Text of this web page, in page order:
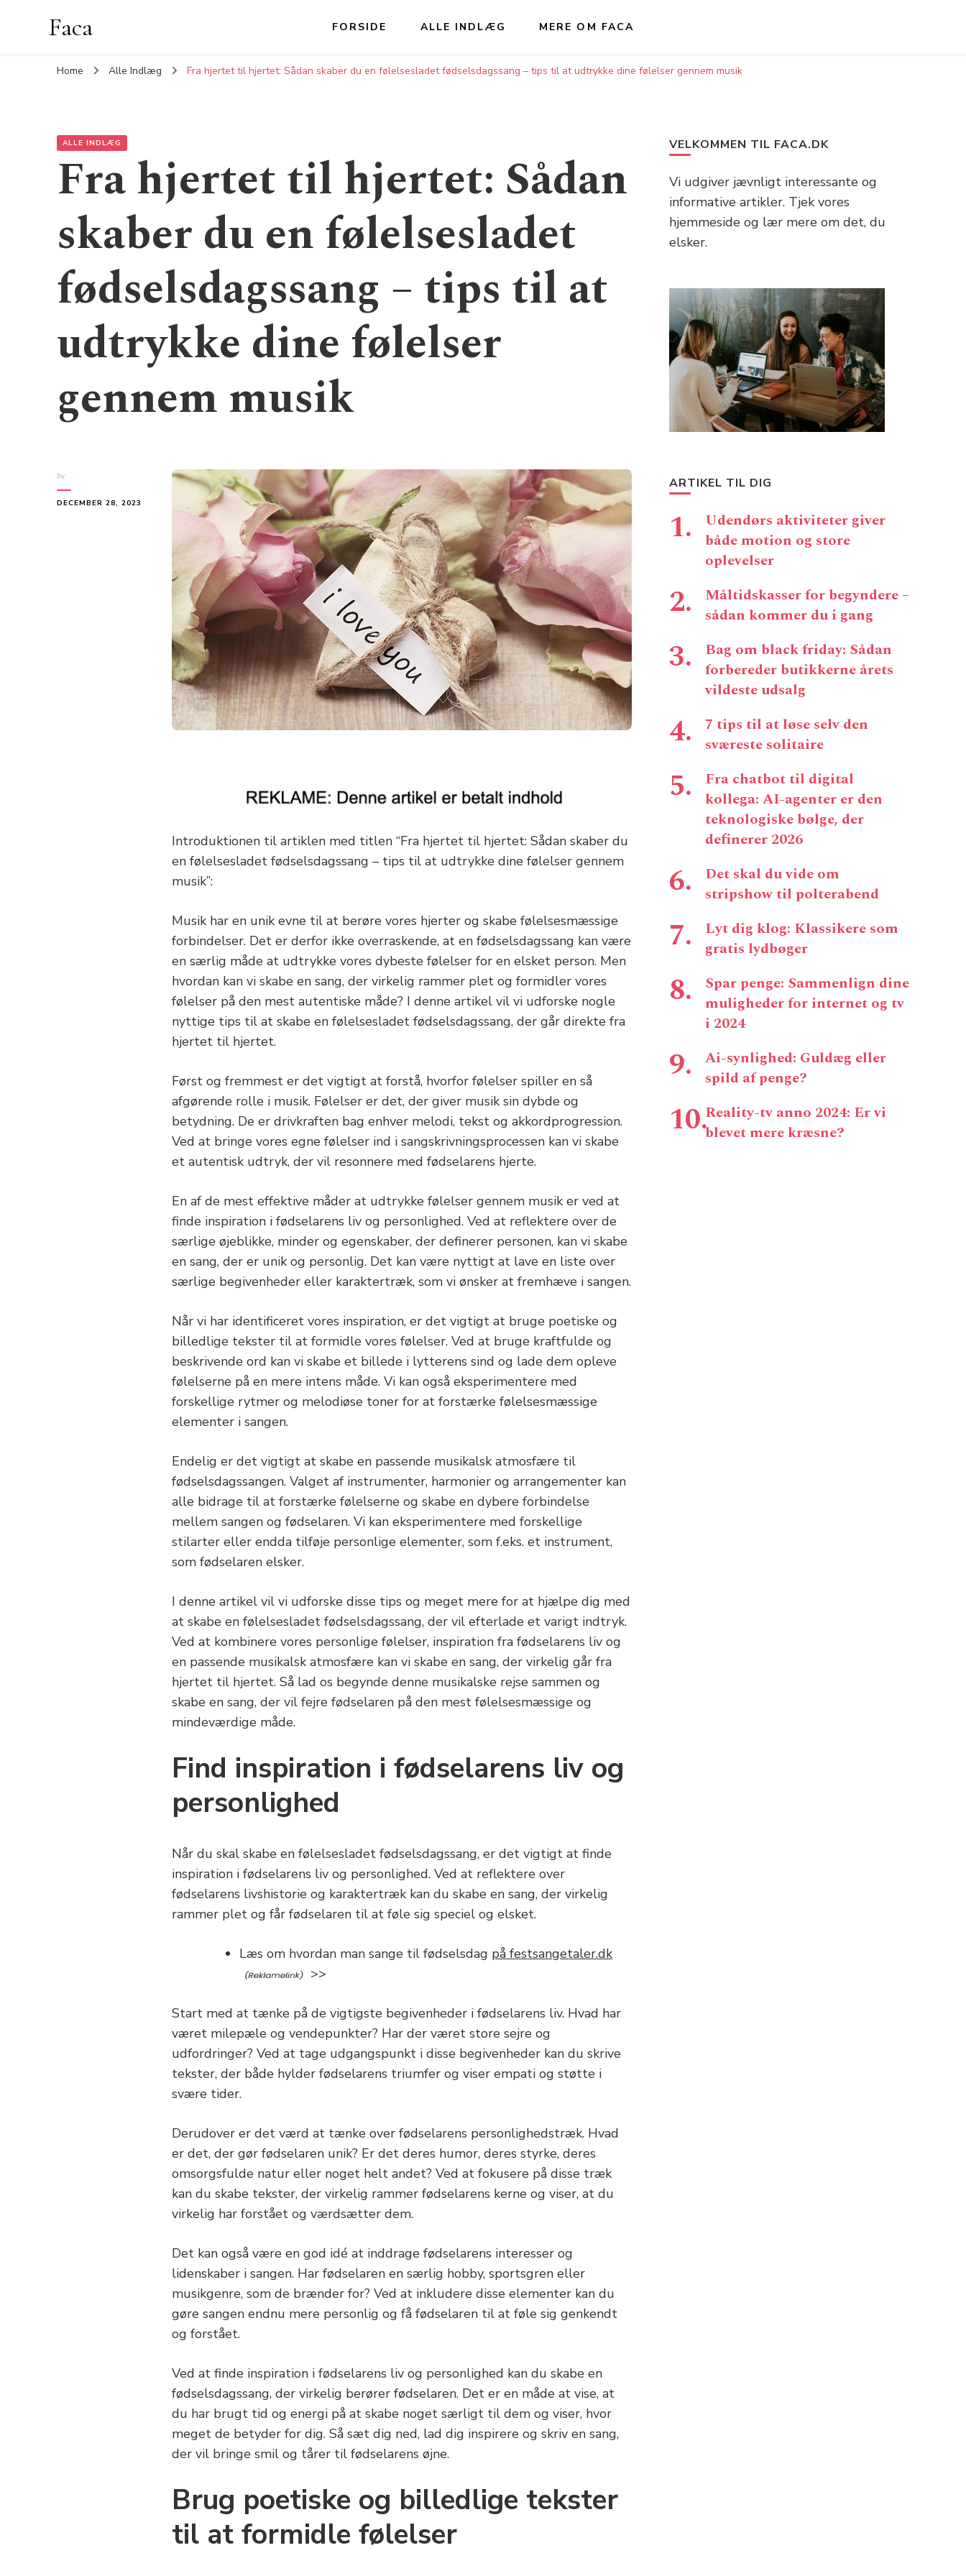
Faca FORSIDE ALLE INDLÆG MERE OM FACA
Home Alle Indlæg Fra hjertet til hjertet: Sådan skaber du en følelsesladet fødselsdagssang – tips til at udtrykke dine følelser gennem musik
ALLE INDLÆG
Fra hjertet til hjertet: Sådan
skaber du en følelsesladet
fødselsdagssang – tips til at
udtrykke dine følelser
gennem musik
by
DECEMBER 28, 2023
Introduktionen til artiklen med titlen “Fra hjertet til hjertet: Sådan skaber du
en følelsesladet fødselsdagssang – tips til at udtrykke dine følelser gennem
musik”:
Musik har en unik evne til at berøre vores hjerter og skabe følelsesmæssige
forbindelser. Det er derfor ikke overraskende, at en fødselsdagssang kan være
en særlig måde at udtrykke vores dybeste følelser for en elsket person. Men
hvordan kan vi skabe en sang, der virkelig rammer plet og formidler vores
følelser på den mest autentiske måde? I denne artikel vil vi udforske nogle
nyttige tips til at skabe en følelsesladet fødselsdagssang, der går direkte fra
hjertet til hjertet.
Først og fremmest er det vigtigt at forstå, hvorfor følelser spiller en så
afgørende rolle i musik. Følelser er det, der giver musik sin dybde og
betydning. De er drivkraften bag enhver melodi, tekst og akkordprogression.
Ved at bringe vores egne følelser ind i sangskrivningsprocessen kan vi skabe
et autentisk udtryk, der vil resonnere med fødselarens hjerte.
En af de mest effektive måder at udtrykke følelser gennem musik er ved at
finde inspiration i fødselarens liv og personlighed. Ved at reflektere over de
særlige øjeblikke, minder og egenskaber, der definerer personen, kan vi skabe
en sang, der er unik og personlig. Det kan være nyttigt at lave en liste over
særlige begivenheder eller karaktertræk, som vi ønsker at fremhæve i sangen.
Når vi har identificeret vores inspiration, er det vigtigt at bruge poetiske og
billedlige tekster til at formidle vores følelser. Ved at bruge kraftfulde og
beskrivende ord kan vi skabe et billede i lytterens sind og lade dem opleve
følelserne på en mere intens måde. Vi kan også eksperimentere med
forskellige rytmer og melodiøse toner for at forstærke følelsesmæssige
elementer i sangen.
Endelig er det vigtigt at skabe en passende musikalsk atmosfære til
fødselsdagssangen. Valget af instrumenter, harmonier og arrangementer kan
alle bidrage til at forstærke følelserne og skabe en dybere forbindelse
mellem sangen og fødselaren. Vi kan eksperimentere med forskellige
stilarter eller endda tilføje personlige elementer, som f.eks. et instrument,
som fødselaren elsker.
I denne artikel vil vi udforske disse tips og meget mere for at hjælpe dig med
at skabe en følelsesladet fødselsdagssang, der vil efterlade et varigt indtryk.
Ved at kombinere vores personlige følelser, inspiration fra fødselarens liv og
en passende musikalsk atmosfære kan vi skabe en sang, der virkelig går fra
hjertet til hjertet. Så lad os begynde denne musikalske rejse sammen og
skabe en sang, der vil fejre fødselaren på den mest følelsesmæssige og
mindeværdige måde.
Find inspiration i fødselarens liv og
personlighed
Når du skal skabe en følelsesladet fødselsdagssang, er det vigtigt at finde
inspiration i fødselarens liv og personlighed. Ved at reflektere over
fødselarens livshistorie og karaktertræk kan du skabe en sang, der virkelig
rammer plet og får fødselaren til at føle sig speciel og elsket.
Læs om hvordan man sange til fødselsdag på festsangetaler.dk
>>
Start med at tænke på de vigtigste begivenheder i fødselarens liv. Hvad har
været milepæle og vendepunkter? Har der været store sejre og
udfordringer? Ved at tage udgangspunkt i disse begivenheder kan du skrive
tekster, der både hylder fødselarens triumfer og viser empati og støtte i
svære tider.
Derudover er det værd at tænke over fødselarens personlighedstræk. Hvad
er det, der gør fødselaren unik? Er det deres humor, deres styrke, deres
omsorgsfulde natur eller noget helt andet? Ved at fokusere på disse træk
kan du skabe tekster, der virkelig rammer fødselarens kerne og viser, at du
virkelig har forstået og værdsætter dem.
Det kan også være en god idé at inddrage fødselarens interesser og
lidenskaber i sangen. Har fødselaren en særlig hobby, sportsgren eller
musikgenre, som de brænder for? Ved at inkludere disse elementer kan du
gøre sangen endnu mere personlig og få fødselaren til at føle sig genkendt
og forstået.
Ved at finde inspiration i fødselarens liv og personlighed kan du skabe en
fødselsdagssang, der virkelig berører fødselaren. Det er en måde at vise, at
du har brugt tid og energi på at skabe noget særligt til dem og viser, hvor
meget de betyder for dig. Så sæt dig ned, lad dig inspirere og skriv en sang,
der vil bringe smil og tårer til fødselarens øjne.
Brug poetiske og billedlige tekster
til at formidle følelser
VELKOMMEN TIL FACA.DK
Vi udgiver jævnligt interessante og
informative artikler. Tjek vores
hjemmeside og lær mere om det, du
elsker.
ARTIKEL TIL DIG
Udendørs aktiviteter giver
både motion og store
oplevelser
Måltidskasser for begyndere –
sådan kommer du i gang
Bag om black friday: Sådan
forbereder butikkerne årets
vildeste udsalg
7 tips til at løse selv den
sværeste solitaire
Fra chatbot til digital
kollega: AI-agenter er den
teknologiske bølge, der
definerer 2026
Det skal du vide om
stripshow til polterabend
Lyt dig klog: Klassikere som
gratis lydbøger
Spar penge: Sammenlign dine
muligheder for internet og tv
i 2024
Ai-synlighed: Guldæg eller
spild af penge?
Reality-tv anno 2024: Er vi
blevet mere kræsne?